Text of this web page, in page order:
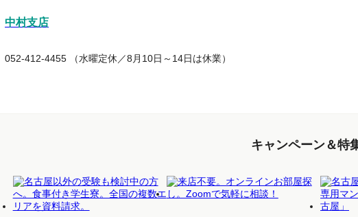
中村支店
052-412-4455 （水曜定休／8月10日～14日は休業）
キャンペーン＆特